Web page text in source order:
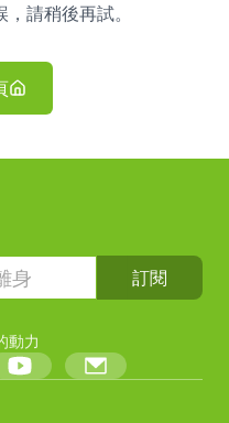
請稍後再試。
訂閱
動力